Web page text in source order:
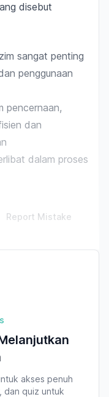
disebut
sangat penting
penggunaan
pencernaan,
dan
dalam proses
Report Mistake
akses penuh
dan quiz untuk